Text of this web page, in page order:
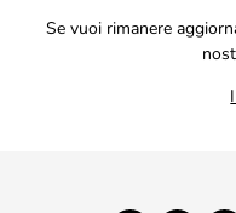
Se vuoi rimanere